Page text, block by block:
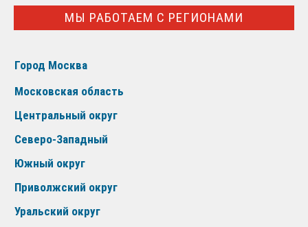
МЫ РАБОТАЕМ С РЕГИОНАМИ
Город Москва
Московская область
Центральный округ
Северо-Западный
Южный округ
Приволжский округ
Уральский округ